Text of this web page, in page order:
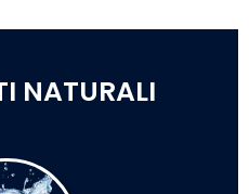
NATURALI